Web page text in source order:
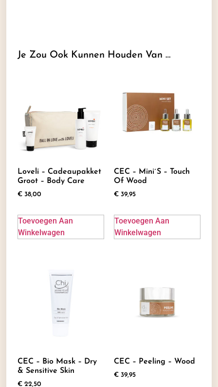
Je Zou Ook Kunnen Houden Van …
Loveli – Cadeaupakket
Groot – Body Care
€ 38,00
Toevoegen Aan
Winkelwagen
CEC – Mini´s – Touch
Of Wood
€ 39,95
Toevoegen Aan
Winkelwagen
CEC – Bio Mask – Dry
& Sensitive Skin
€ 22,50
CEC – Peeling – Wood
€ 39,95